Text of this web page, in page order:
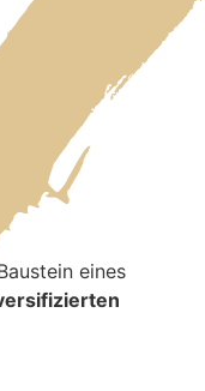
eines